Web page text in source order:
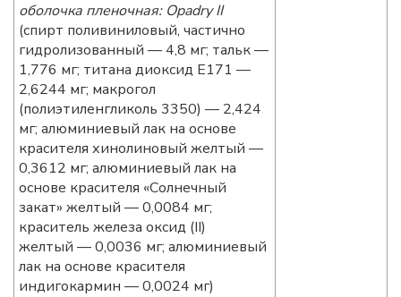
оболочка пленочная: Opadry II
(спирт поливиниловый, частично
гидролизованный — 4,8 мг; тальк —
1,776 мг; титана диоксид Е171 —
2,6244 мг; макрогол
(полиэтиленгликоль 3350) — 2,424
мг; алюминиевый лак на основе
красителя хинолиновый желтый —
0,3612 мг; алюминиевый лак на
основе красителя «Cолнечный
закат» желтый — 0,0084 мг;
краситель железа оксид (II)
желтый — 0,0036 мг; алюминиевый
лак на основе красителя
индигокармин — 0,0024 мг)